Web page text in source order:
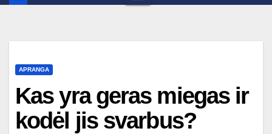
APRANGA
Kas yra geras miegas ir
kodėl jis svarbus?